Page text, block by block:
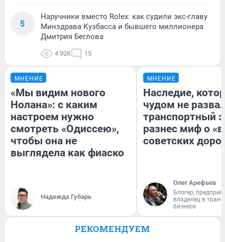
5
Наручники вместо Rolex: как судили экс-главу
Минздрава Кузбасса и бывшего миллионера
Дмитрия Беглова
4 928 15
МНЕНИЕ
«Мы видим нового
Нолана»: с каким
настроем нужно
смотреть «Одиссею»,
чтобы она не
выглядела как фиаско
Надежда Губарь
МНЕНИЕ
Наследие,
чудом не
транспортный
разнес миф о
советских
Олег Арефьев
Блогер,
владелец в
бизнесе
РЕКОМЕНДУЕМ